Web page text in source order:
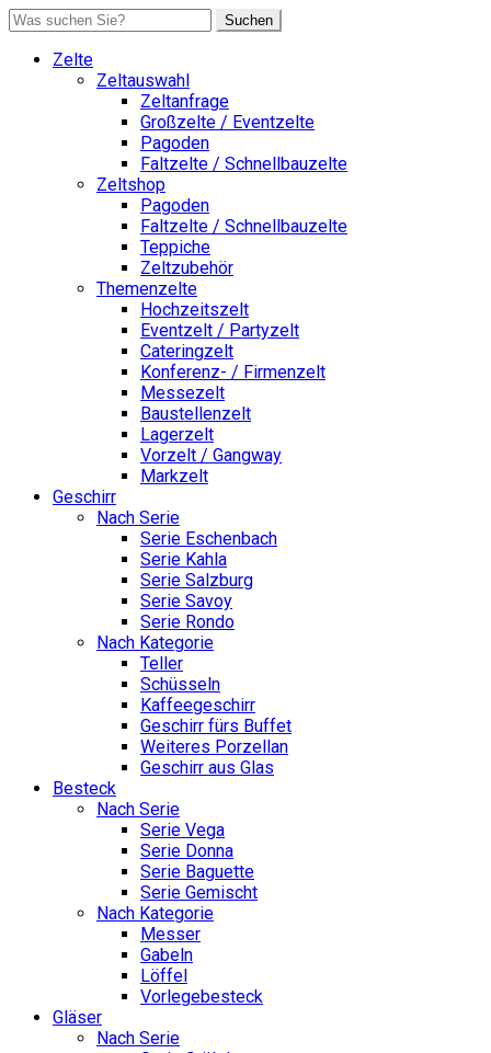
Suchen
Zelte
Zeltauswahl
Zeltanfrage
Großzelte / Eventzelte
Pagoden
Faltzelte / Schnellbauzelte
Zeltshop
Pagoden
Faltzelte / Schnellbauzelte
Teppiche
Zeltzubehör
Themenzelte
Hochzeitszelt
Eventzelt / Partyzelt
Cateringzelt
Konferenz- / Firmenzelt
Messezelt
Baustellenzelt
Lagerzelt
Vorzelt / Gangway
Markzelt
Geschirr
Nach Serie
Serie Eschenbach
Serie Kahla
Serie Salzburg
Serie Savoy
Serie Rondo
Nach Kategorie
Teller
Schüsseln
Kaffeegeschirr
Geschirr fürs Buffet
Weiteres Porzellan
Geschirr aus Glas
Besteck
Nach Serie
Serie Vega
Serie Donna
Serie Baguette
Serie Gemischt
Nach Kategorie
Messer
Gabeln
Löffel
Vorlegebesteck
Gläser
Nach Serie